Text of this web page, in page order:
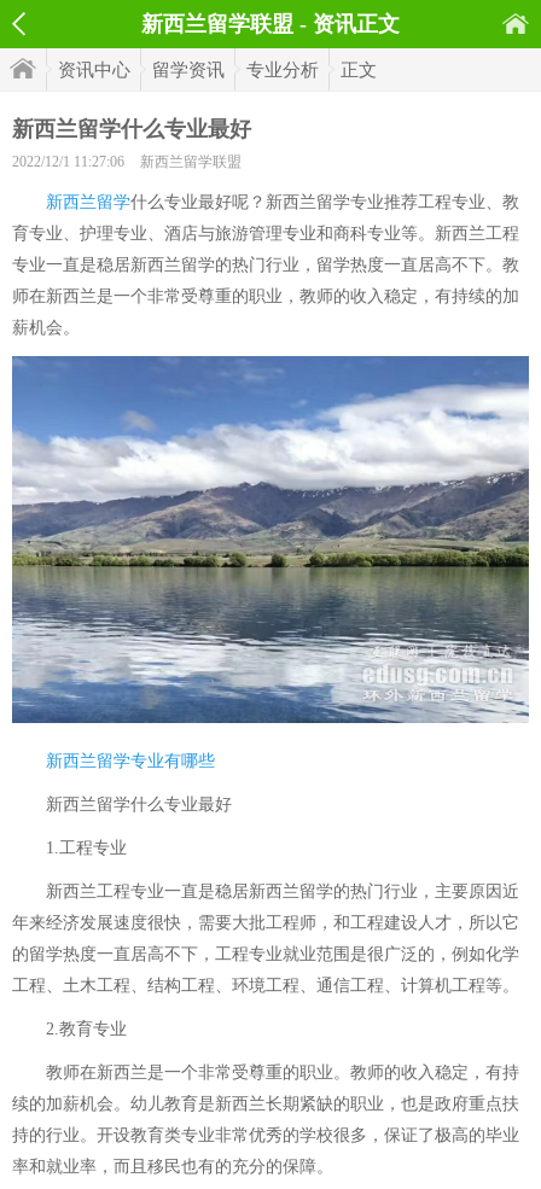
新西兰留学联盟 - 资讯正文
资讯中心 留学资讯 专业分析 正文
新西兰留学什么专业最好
2022/12/1 11:27:06 新西兰留学联盟
新西兰留学什么专业最好呢？新西兰留学专业推荐工程专业、教
育专业、护理专业、酒店与旅游管理专业和商科专业等。新西兰工程
专业一直是稳居新西兰留学的热门行业，留学热度一直居高不下。教
师在新西兰是一个非常受尊重的职业，教师的收入稳定，有持续的加
薪机会。
新西兰留学专业有哪些
新西兰留学什么专业最好
1.工程专业
新西兰工程专业一直是稳居新西兰留学的热门行业，主要原因近
年来经济发展速度很快，需要大批工程师，和工程建设人才，所以它
的留学热度一直居高不下，工程专业就业范围是很广泛的，例如化学
工程、土木工程、结构工程、环境工程、通信工程、计算机工程等。
2.教育专业
教师在新西兰是一个非常受尊重的职业。教师的收入稳定，有持
续的加薪机会。幼儿教育是新西兰长期紧缺的职业，也是政府重点扶
持的行业。开设教育类专业非常优秀的学校很多，保证了极高的毕业
率和就业率，而且移民也有的充分的保障。